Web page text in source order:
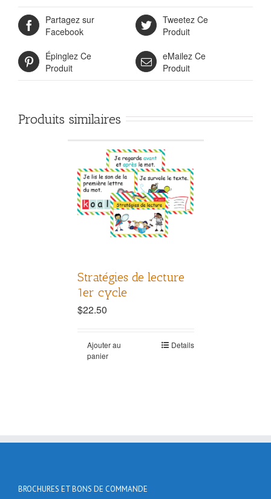
Partagez sur
Facebook
Tweetez Ce
Produit
Épinglez Ce
Produit
eMailez Ce
Produit
Produits similaires
Stratégies de lecture
1er cycle
$22.50
Ajouter au
panier
Details
BROCHURES ET BONS DE COMMANDE